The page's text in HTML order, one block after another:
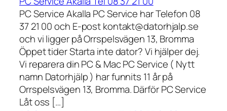
PC Service Akalla PC Service har Telefon 08
37 21 00 och E-post kontakt@datorhjalp.se
och vi ligger på Orrspelsvägen 13, Bromma
Öppet tider Starta inte dator? Vi hjälper dej.
Vi reparera din PC & Mac PC Service ( Nytt
namn Datorhjälp ) har funnits 11 år på
Orrspelsvägen 13, Bromma. Därför PC Service
Låt oss […]